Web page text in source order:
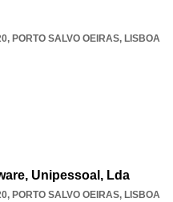
, PORTO SALVO OEIRAS, LISBOA
Unipessoal, Lda
, PORTO SALVO OEIRAS, LISBOA